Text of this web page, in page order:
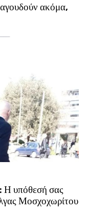
ακόμα,
Η υπόθεσή σας
Μοσχοχωρίτου